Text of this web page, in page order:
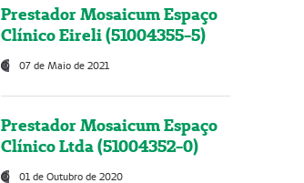
Prestador Mosaicum Espaço
Clínico Eireli (51004355-5)
07 de Maio de 2021
Prestador Mosaicum Espaço
Clínico Ltda (51004352-0)
01 de Outubro de 2020